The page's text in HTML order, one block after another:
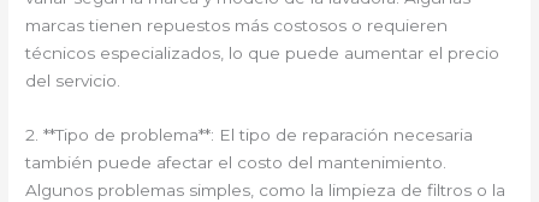
marcas tienen repuestos más costosos o requieren
técnicos especializados, lo que puede aumentar el precio
del servicio.
2. **Tipo de problema**: El tipo de reparación necesaria
también puede afectar el costo del mantenimiento.
Algunos problemas simples, como la limpieza de filtros o la